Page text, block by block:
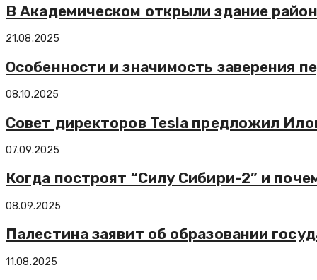
В Академическом открыли здание
21.08.2025
Особенности и значимость заверения
08.10.2025
Совет директоров Tesla предложил
07.09.2025
Когда построят “Силу Сибири-2” и
08.09.2025
Палестина заявит об образовании
11.08.2025